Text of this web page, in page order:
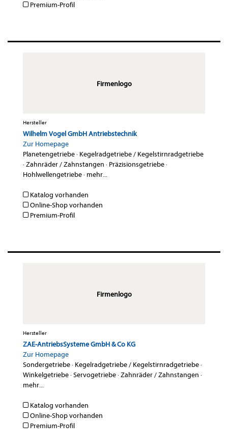
Premium-Profil
Firmenlogo
Hersteller
Wilhelm Vogel GmbH Antriebstechnik
Zur Homepage
Planetengetriebe· Kegelradgetriebe / Kegelstirnradgetriebe
·Zahnräder / Zahnstangen · Präzisionsgetriebe·
Hohlwellengetriebe· mehr...
Katalog vorhanden
Online-Shop vorhanden
Premium-Profil
Firmenlogo
Hersteller
ZAE-AntriebsSysteme GmbH & Co KG
Zur Homepage
Sondergetriebe· Kegelradgetriebe / Kegelstirnradgetriebe·
Winkelgetriebe·Servogetriebe·Zahnräder / Zahnstangen ·
mehr...
Katalog vorhanden
Online-Shop vorhanden
Premium-Profil